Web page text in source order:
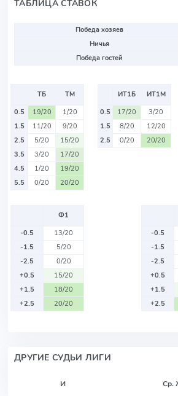
ТАБЛИЦА СТАВОК
Победа хозяев
Ничья
Победа гостей
ТБ
ТМ
0.5
19/20
1/20
1.5
11/20
9/20
2.5
5/20
15/20
3.5
3/20
17/20
4.5
1/20
19/20
5.5
0/20 20/20
ИТ1Б
ИТ1М
0.5
17/20
3/20
1.5
8/20
12/20
2.5
0/20 20/20
Ф1
-0.5
13/20
-1.5
5/20
-2.5
0/20
+0.5
15/20
+1.5
18/20
+2.5
20/20
-0.5
-1.5
-2.5
+0.5
+1.5
+2.5
ДРУГИЕ СУДЬИ ЛИГИ
И Ср.